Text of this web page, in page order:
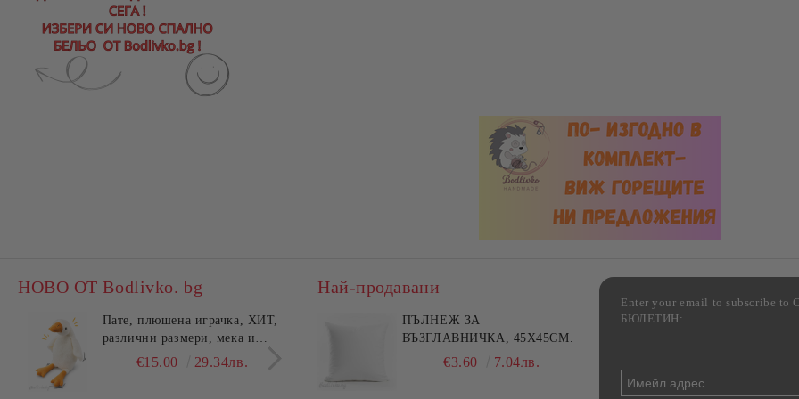
НОВО ОТ Bodlivko. bg
Пате, плюшена играчка, ХИТ,
различни размери, мека и
гушлива€15.00 29.34лв.
Калъфка за възглавница ,
едноцветна, 100% памук,
различни цветове по избор
€4.00 7.82лв.
Комплект за алкохолни
Най-продавани
ПЪЛНЕЖ ЗА
ВЪЗГЛАВНИЧКА, 45X45СМ.
€3.60 7.04лв.
Enter your email to subscribe
БЮЛЕТИН: